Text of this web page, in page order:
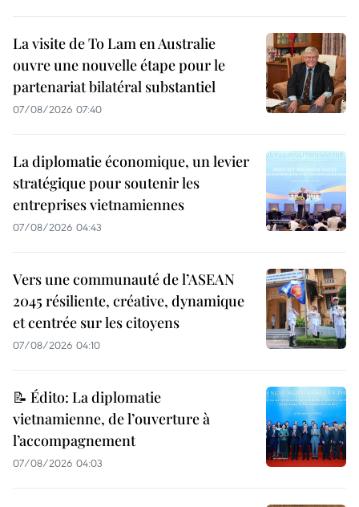
La visite de To Lam en Australie
ouvre une nouvelle étape pour le
partenariat bilatéral substantiel
07/08/2026 07:40
La diplomatie économique, un levier
stratégique pour soutenir les
entreprises vietnamiennes
07/08/2026 04:43
Vers une communauté de l’ASEAN
2045 résiliente, créative, dynamique
et centrée sur les citoyens
07/08/2026 04:10
📝 Édito: La diplomatie
vietnamienne, de l’ouverture à
l’accompagnement
07/08/2026 04:03